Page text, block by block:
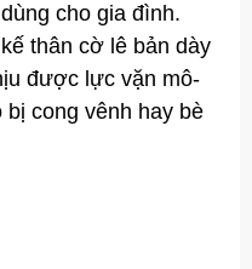
cho gia đình.
thân cờ lê bản dày
được lực vặn mô-
bị cong vênh hay bè